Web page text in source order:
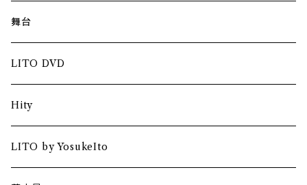
舞台
LITO DVD
Hity
LITO by YosukeIto